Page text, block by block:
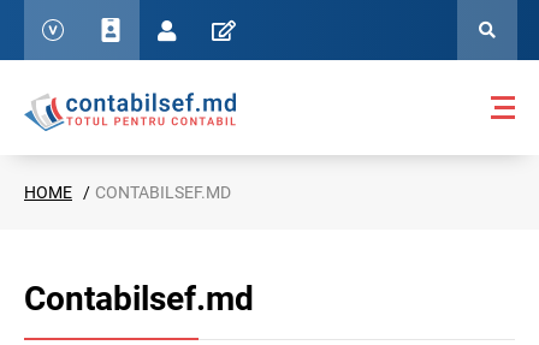
HOME CONTABILSEF.MD
Contabilsef.md